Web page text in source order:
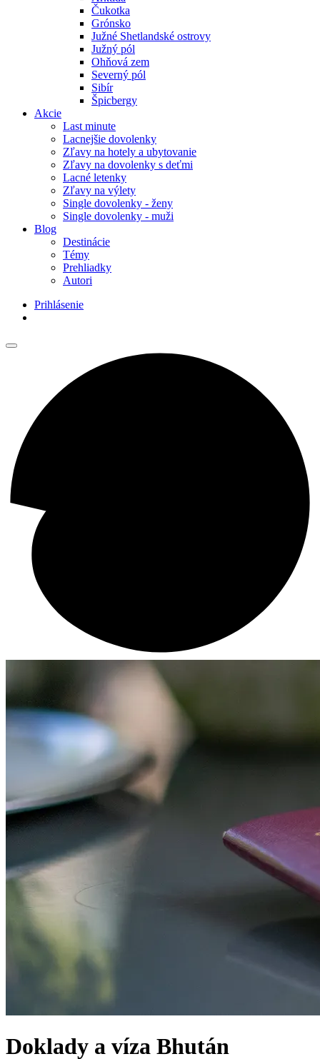
Čukotka
Grónsko
Južné Shetlandské ostrovy
Južný pól
Ohňová zem
Severný pól
Sibír
Špicbergy
Akcie
Last minute
Lacnejšie dovolenky
Zľavy na hotely a ubytovanie
Zľavy na dovolenky s deťmi
Lacné letenky
Zľavy na výlety
Single dovolenky - ženy
Single dovolenky - muži
Blog
Destinácie
Témy
Prehliadky
Autori
Prihlásenie
Doklady a víza Bhután